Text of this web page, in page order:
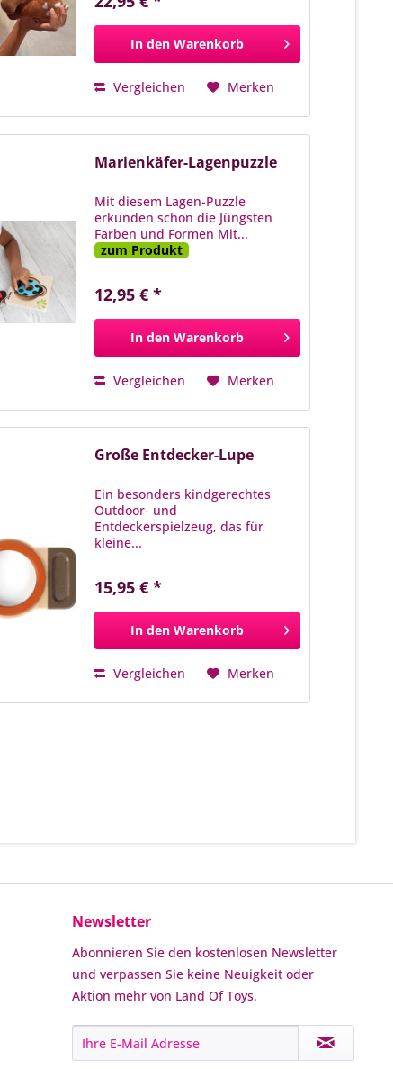
In den Warenkorb
Vergleichen Merken
Marienkäfer-Lagenpuzzle
Mit diesem Lagen-Puzzle
erkunden schon die Jüngsten
Farben und Formen Mit...
zum Produkt
12,95 € *
In den Warenkorb
Vergleichen Merken
Große Entdecker-Lupe
Ein besonders kindgerechtes
Outdoor- und
Entdeckerspielzeug, das für
kleine...
15,95 € *
In den Warenkorb
Vergleichen Merken
Newsletter
Abonnieren Sie den kostenlosen Newsletter
und verpassen Sie keine Neuigkeit oder
Aktion mehr von Land Of Toys.